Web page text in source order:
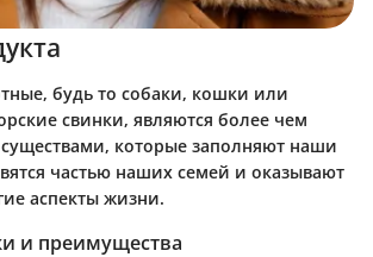
будь то собаки, кошки или
свинки, являются более чем
которые заполняют наши
частью наших семей и оказывают
аспекты жизни.
и преимущества